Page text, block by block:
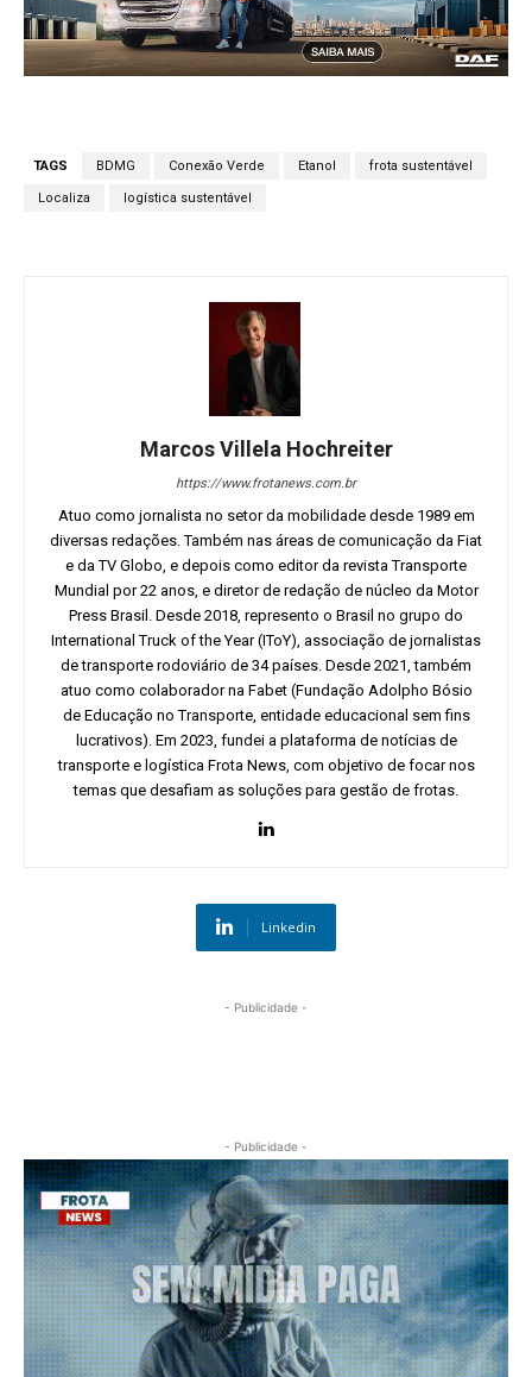
TAGS BDMG Conexão Verde Etanol frota sustentável
Localiza logística sustentável
Marcos Villela Hochreiter
https://www.frotanews.com.br
Atuo como jornalista no setor da mobilidade desde 1989 em
diversas redações. Também nas áreas de comunicação da Fiat
e da TV Globo, e depois como editor da revista Transporte
Mundial por 22 anos, e diretor de redação de núcleo da Motor
Press Brasil. Desde 2018, represento o Brasil no grupo do
International Truck of the Year (IToY), associação de jornalistas
de transporte rodoviário de 34 países. Desde 2021, também
atuo como colaborador na Fabet (Fundação Adolpho Bósio
de Educação no Transporte, entidade educacional sem fins
lucrativos). Em 2023, fundei a plataforma de notícias de
transporte e logística Frota News, com objetivo de focar nos
temas que desafiam as soluções para gestão de frotas.
Linkedin
- Publicidade -
- Publicidade -